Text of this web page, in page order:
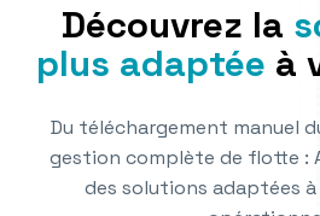
Découvrez la
plus adaptée à
Du téléchargement manuel
gestion complète de flotte :
des solutions adaptées